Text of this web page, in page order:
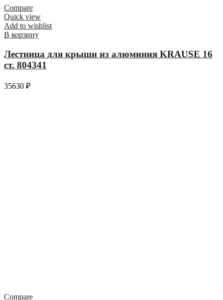
Compare
Quick view
Add to wishlist
В корзину
Лестница для крыши из алюминия KRAUSE 16
ст. 804341
35630 ₽
Compare